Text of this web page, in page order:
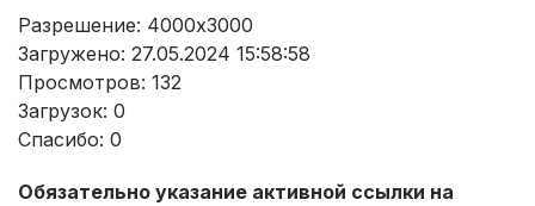
Разрешение: 4000x3000
Загружено: 27.05.2024 15:58:58
Просмотров: 132
Загрузок: 0
Спасибо: 0
Обязательно указание активной ссылки на